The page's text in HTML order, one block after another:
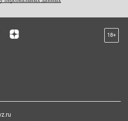
18+